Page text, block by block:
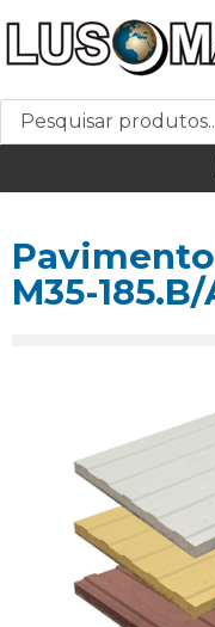
M35-